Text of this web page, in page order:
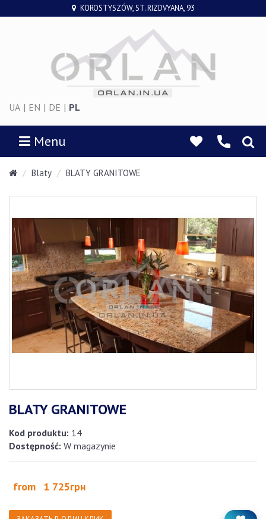
KOROSTYSZÓW, ST. RIZDVYANA, 93
UA | EN | DE | PL
Menu
Blaty BLATY GRANITOWE
BLATY GRANITOWE
Kod produktu: 14
Dostępność: W magazynie
from 1 725грн